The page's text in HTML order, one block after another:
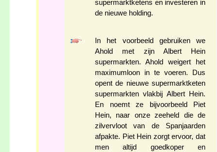
supermarktketens en investeren in
de nieuwe holding.
In het voorbeeld gebruiken we
Ahold met zijn Albert Hein
supermarkten. Ahold weigert het
maximumloon in te voeren. Dus
opent de nieuwe supermarktketen
supermarkten vlakbij Albert Hein.
En noemt ze bijvoorbeeld Piet
Hein, naar onze zeeheld die de
zilvervloot van de Spanjaarden
afpakte. Piet Hein zorgt ervoor, dat
men altijd goedkoper en